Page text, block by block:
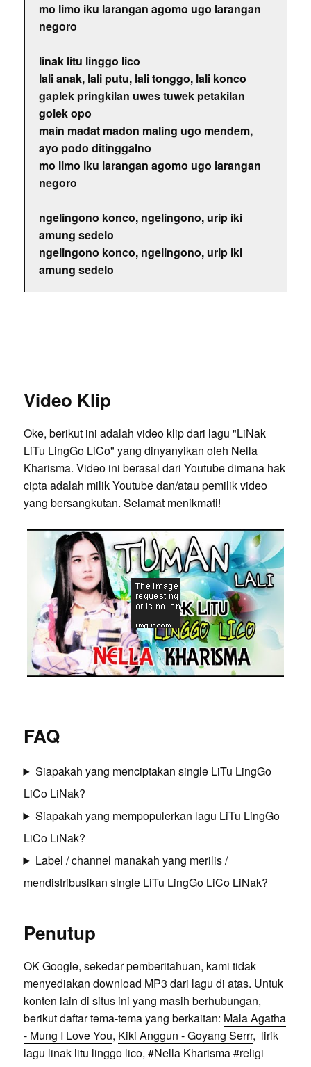
mo limo iku larangan agomo ugo larangan
negoro
linak litu linggo lico
lali anak, lali putu, lali tonggo, lali konco
gaplek pringkilan uwes tuwek petakilan
golek opo
main madat madon maling ugo mendem,
ayo podo ditinggalno
mo limo iku larangan agomo ugo larangan
negoro
ngelingono konco, ngelingono, urip iki
amung sedelo
ngelingono konco, ngelingono, urip iki
amung sedelo
Video Klip
Oke, berikut ini adalah video klip dari lagu "LiNak
LiTu LingGo LiCo" yang dinyanyikan oleh Nella
Kharisma. Video ini berasal dari Youtube dimana hak
cipta adalah milik Youtube dan/atau pemilik video
yang bersangkutan. Selamat menikmati!
FAQ
Siapakah yang menciptakan single LiTu LingGo
LiCo LiNak?
Siapakah yang mempopulerkan lagu LiTu LingGo
LiCo LiNak?
Label / channel manakah yang merilis /
mendistribusikan single LiTu LingGo LiCo LiNak?
Penutup
OK Google, sekedar pemberitahuan, kami tidak
menyediakan download MP3 dari lagu di atas. Untuk
konten lain di situs ini yang masih berhubungan,
berikut daftar tema-tema yang berkaitan: Mala Agatha
- Mung I Love You, Kiki Anggun - Goyang Serrr, lirik
lagu linak litu linggo lico, #Nella Kharisma#religi